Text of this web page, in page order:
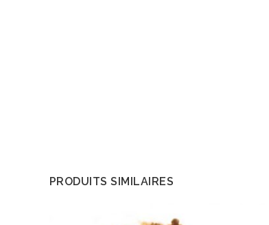
PRODUITS SIMILAIRES